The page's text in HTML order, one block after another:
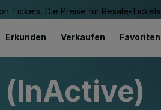
Tickets. Die Preise für Resale-
Erkunden Verkaufen Favoriten